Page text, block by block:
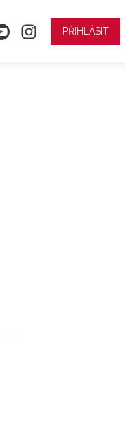
PŘIHLÁSIT